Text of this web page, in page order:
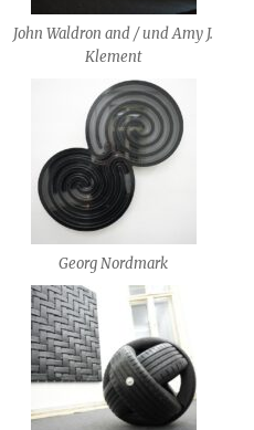
John Waldron and / und Amy J.
Klement
Georg Nordmark